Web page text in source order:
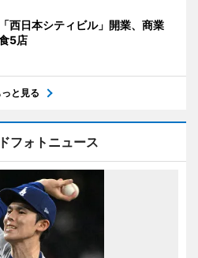
西日本シティビル」開業、商業
5店
っと見る
フォトニュース